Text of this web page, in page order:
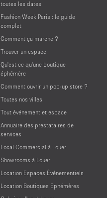
toutes les dates
Fashion Week Paris : le guide
complet
Comment ça marche ?
Trouver un espace
Qu'est ce qu'une boutique
éphémère
Comment ouvrir un pop-up store ?
Toutes nos villes
Tout événement et espace
Annuaire des prestataires de
services
Local Commercial à Louer
Showrooms à Louer
Location Espaces Événementiels
Location Boutiques Ephémères